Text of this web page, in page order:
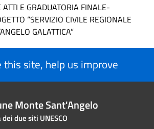
E GRADUATORIA FINALE-
“SERVIZIO CIVILE REGIONALE
GALATTICA”
this site, help us improve
Monte Sant'Angelo
dei due siti UNESCO